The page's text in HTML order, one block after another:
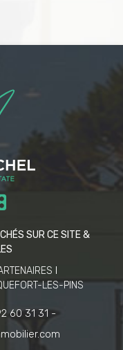
SUR CE SITE &
LES-PINS
60 31 31 -